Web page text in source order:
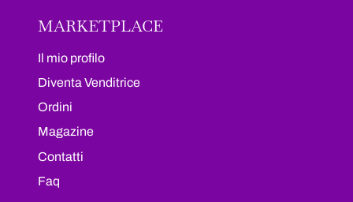
MARKETPLACE
Il mio profilo
Diventa Venditrice
Ordini
Magazine
Contatti
Faq